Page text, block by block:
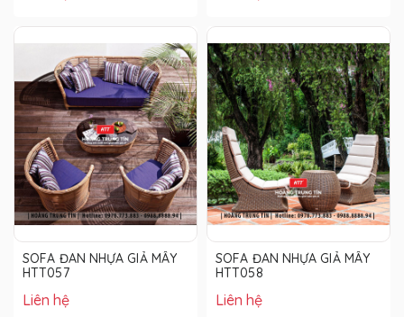
SOFA ĐAN NHỰA GIẢ MÂY
HTT057
Liên hệ
SOFA ĐAN NHỰA GIẢ MÂY
HTT058
Liên hệ